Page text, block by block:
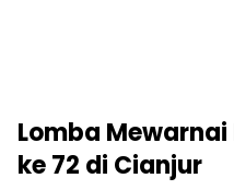
Lomba Mewarnai
ke 72 di Cianjur